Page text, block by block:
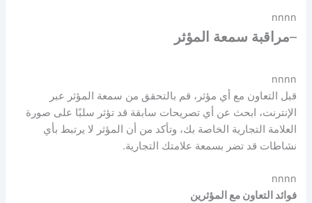
nnnn
–مراقبة سمعة المؤثر
nnnn
قبل التعاون مع أي مؤثر، قم بالتحقق من سمعة المؤثر عبر
الإنترنت، ابحث عن أي تصريحات سابقة قد تؤثر سلبًا على صورة
العلامة التجارية الخاصة بك، وتأكد من أن المؤثر لا يرتبط بأي
نشاطات قد تضر بسمعة علامتك التجارية.
nnnn
فوائد التعاون مع المؤثرين